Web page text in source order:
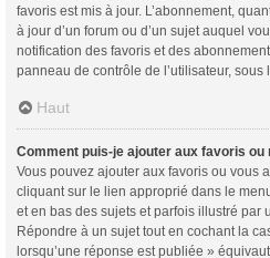
favoris est mis à jour. L’abonnement,
à jour d’un forum ou d’un sujet auquel
notification des favoris et des
panneau de contrôle de l’utilisateur,
Haut
Comment puis-je ajouter aux favoris ou
Vous pouvez ajouter aux favoris ou vous
cliquant sur le lien approprié dans le
et en bas des sujets et parfois illustré par
Répondre à un sujet tout en cochant la
lorsqu’une réponse est publiée »